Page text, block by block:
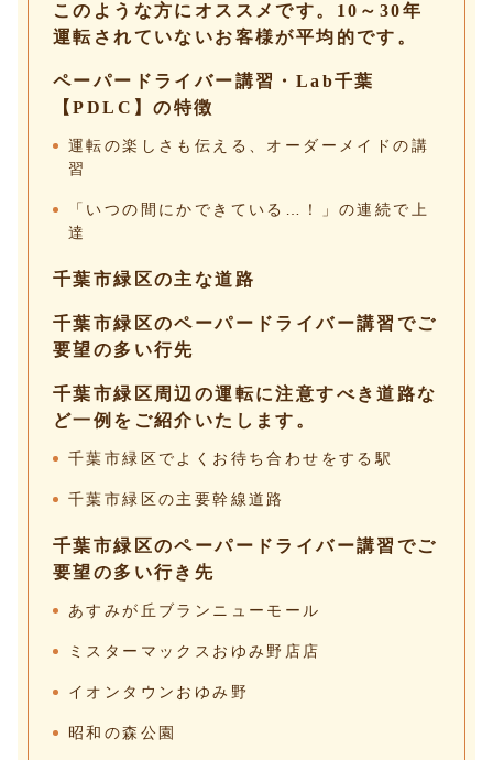
このような方にオススメです。10～30年
運転されていないお客様が平均的です。
ペーパードライバー講習・Lab千葉
【PDLC】の特徴
運転の楽しさも伝える、オーダーメイドの講
習
「いつの間にかできている…！」の連続で上
達
千葉市緑区の主な道路
千葉市緑区のペーパードライバー講習でご
要望の多い行先
千葉市緑区周辺の運転に注意すべき道路な
ど一例をご紹介いたします。
千葉市緑区でよくお待ち合わせをする駅
千葉市緑区の主要幹線道路
千葉市緑区のペーパードライバー講習でご
要望の多い行き先
あすみが丘ブランニューモール
ミスターマックスおゆみ野店店
イオンタウンおゆみ野
昭和の森公園